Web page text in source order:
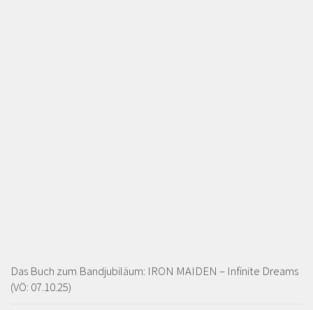
Das Buch zum Bandjubiläum: IRON MAIDEN – Infinite Dreams
(VÖ: 07.10.25)